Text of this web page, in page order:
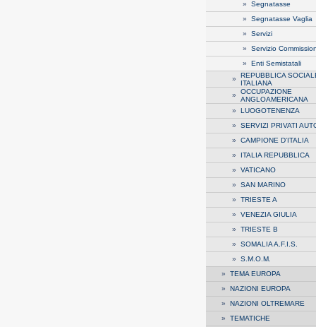
» Segnatasse
» Segnatasse Vaglia
» Servizi
» Servizio
» Enti Semistatali
» REPUBBLICA
ITALIANA
» OCCUPAZIONE
ANGLOAMERICANA
» LUOGOTENENZA
» SERVIZI PRIVATI
» CAMPIONE D'ITALIA
» ITALIA REPUBBLICA
» VATICANO
» SAN MARINO
» TRIESTE A
» VENEZIA GIULIA
» TRIESTE B
» SOMALIA A.F.I.S.
» S.M.O.M.
» TEMA EUROPA
» NAZIONI EUROPA
» NAZIONI OLTREMARE
» TEMATICHE